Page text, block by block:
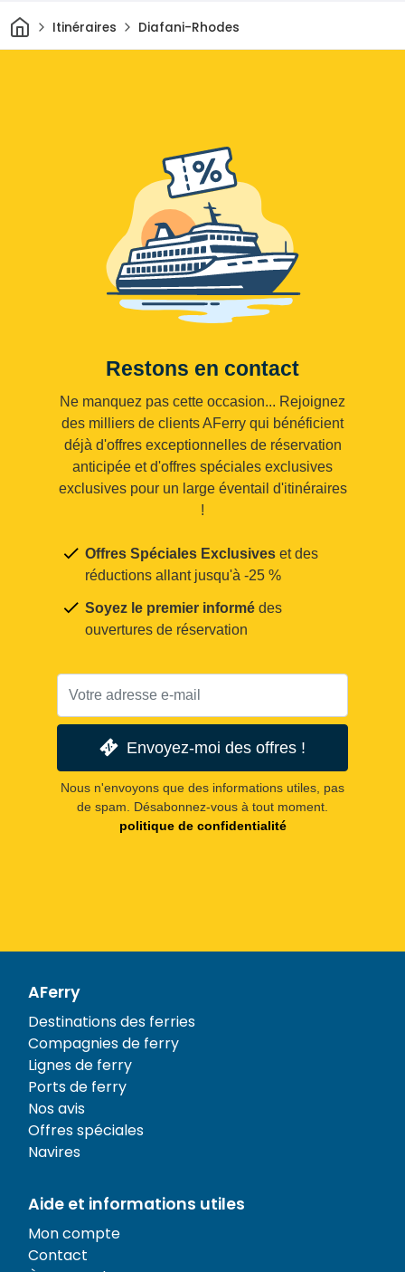
Maison
Itinéraires Diafani-Rhodes
Restons en contact
Ne manquez pas cette occasion... Rejoignez
des milliers de clients AFerry qui bénéficient
déjà d'offres exceptionnelles de réservation
anticipée et d'offres spéciales exclusives
exclusives pour un large éventail d'itinéraires
!
Offres Spéciales Exclusives et des
réductions allant jusqu'à -25 %
Soyez le premier informé des
ouvertures de réservation
Envoyez-moi des offres !
Nous n'envoyons que des informations utiles, pas
de spam. Désabonnez-vous à tout moment.
politique de confidentialité
AFerry
Destinations des ferries
Compagnies de ferry
Lignes de ferry
Ports de ferry
Nos avis
Offres spéciales
Navires
Aide et informations utiles
Mon compte
Contact